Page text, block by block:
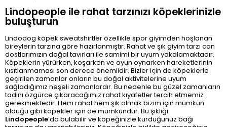
Lindopeople ile rahat tarzınızı köpeklerinizle
buluşturun
Lindodog köpek sweatshirtler özellikle spor giyimden hoşlanan
bireylerin tarzına göre hazırlanmıştır. Rahat ve şık giyim tarzı can
dostlarımızın doğal tavırları ile samimi bir uyum yakalamaktadır.
Köpeklerin yürürken, koşarken ve oyun oynarken hareketlerinin
kısıtlanmaması son derece önemlidir. Bizler için de köpeklerle
geçirilen zamanlar onların bu doğal aktivitelerine uyum
sağladığımız neşeli zamanlardır. Bu nedenle bu güzel zamanların
tadını özgürce çıkaracağımız rahat kıyafetler tercih etmemiz
gerekmektedir. Hem rahat hem şık olmak bizim için mümkün
olduğu gibi köpekler için de mümkündür. Bu şıklığı
Lindopeople’da bulabilir ve köpeğinizle kurduğunuz bağı